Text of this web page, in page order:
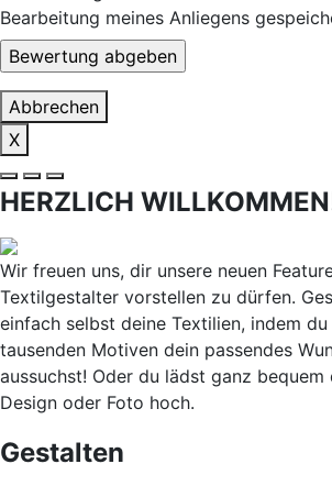
Bearbeitung meines Anliegens
Abbrechen
X
HERZLICH
Wir freuen uns, dir unsere neuen
Textilgestalter vorstellen zu dürfen.
einfach selbst deine Textilien, indem du
tausenden Motiven dein passendes
aussuchst! Oder du lädst ganz bequem
Design oder Foto hoch.
Gestalten